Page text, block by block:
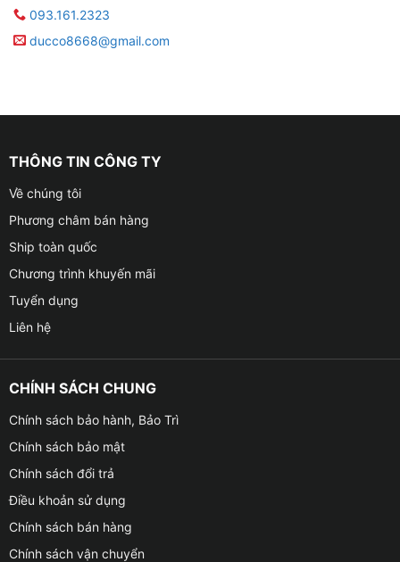
093.161.2323
ducco8668@gmail.com
THÔNG TIN CÔNG TY
Về chúng tôi
Phương châm bán hàng
Ship toàn quốc
Chương trình khuyến mãi
Tuyển dụng
Liên hệ
CHÍNH SÁCH CHUNG
Chính sách bảo hành, Bảo Trì
Chính sách bảo mật
Chính sách đổi trả
Điều khoản sử dụng
Chính sách bán hàng
Chính sách vận chuyển